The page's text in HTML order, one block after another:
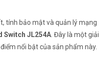
tính bảo mật và quản lý mạng
Switch JL254A . Đây là một giải
nổi bật của sản phẩm này.